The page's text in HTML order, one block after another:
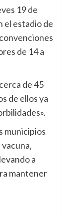
19 de
el estadio de
de 14 a
de 45
de ellos ya
municipios
a
mantener